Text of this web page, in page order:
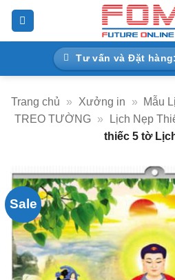
Bỏ
nội
Tư vấn và Đặt
Trang chủ » Xưởng in » Mẫu
TREO TƯỜNG » Lịch Nẹp
thiếc 5 tờ
Sale